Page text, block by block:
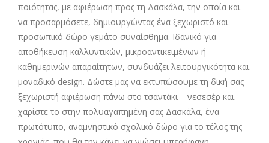
ποιότητας, με αφιέρωση προς τη Δασκάλα, την οποία και
να προσαρμόσετε, δημιουργώντας ένα ξεχωριστό και
προσωπικό δώρο γεμάτο συναίσθημα. Ιδανικό για
αποθήκευση καλλυντικών, μικροαντικειμένων ή
καθημερινών απαραίτητων, συνδυάζει λειτουργικότητα και
μοναδικό design. Δώστε μας να εκτυπώσουμε τη δική σας
ξεχωριστή αφιέρωση πάνω στο τσαντάκι – νεσεσέρ και
χαρίστε το στην πολυαγαπημένη σας Δασκάλα, ένα
πρωτότυπο, αναμνηστικό σχολικ΄ο δώρο για το τέλος της